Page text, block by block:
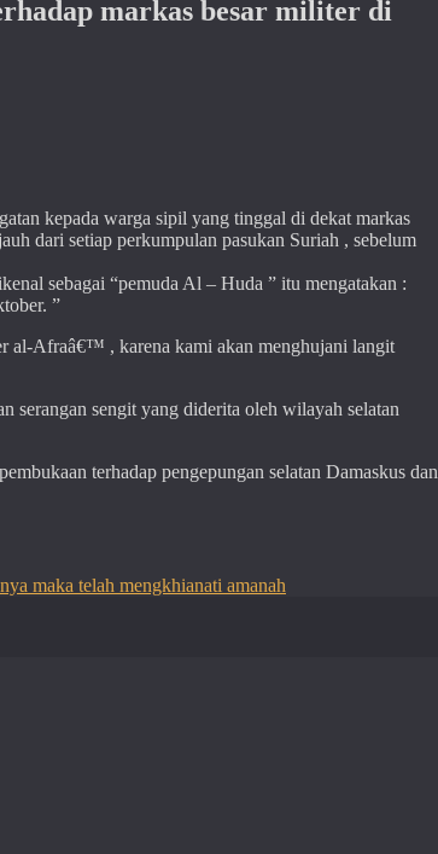
markas besar militer di
kepada warga sipil yang tinggal di dekat markas
dari setiap perkumpulan pasukan Suriah , sebelum
sebagai “pemuda Al – Huda ” itu mengatakan :
”
al-Afraâ€™ , karena kami akan menghujani langit
serangan sengit yang diderita oleh wilayah selatan
terhadap pengepungan selatan Damaskus dan
maka telah mengkhianati amanah